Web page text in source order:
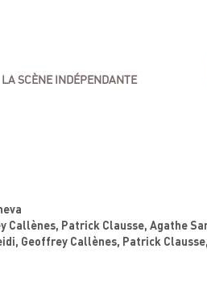
LA SCÈNE INDÉPENDANTE
Callènes, Patrick Clausse, Agathe
Geoffrey Callènes, Patrick